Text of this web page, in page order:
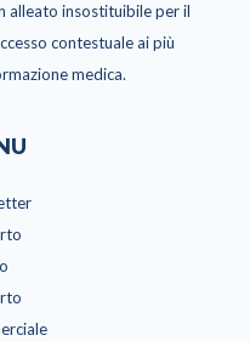
alleato insostituibile per il
contestuale ai più
medica.